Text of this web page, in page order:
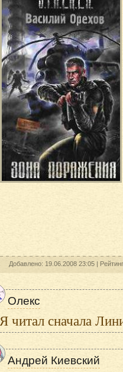
Добавлено: 19.06.2008 23:05 |
Олекс
Я читал сначала
Андрей Киевский